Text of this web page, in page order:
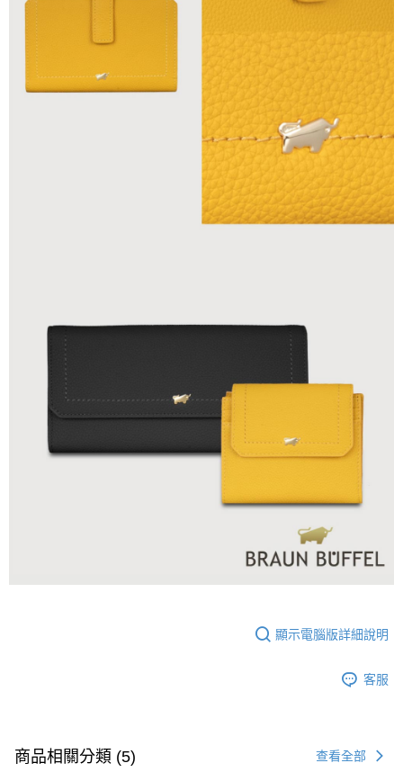
顯示電腦版詳細說明
客服
商品相關分類 (5) 查看全部